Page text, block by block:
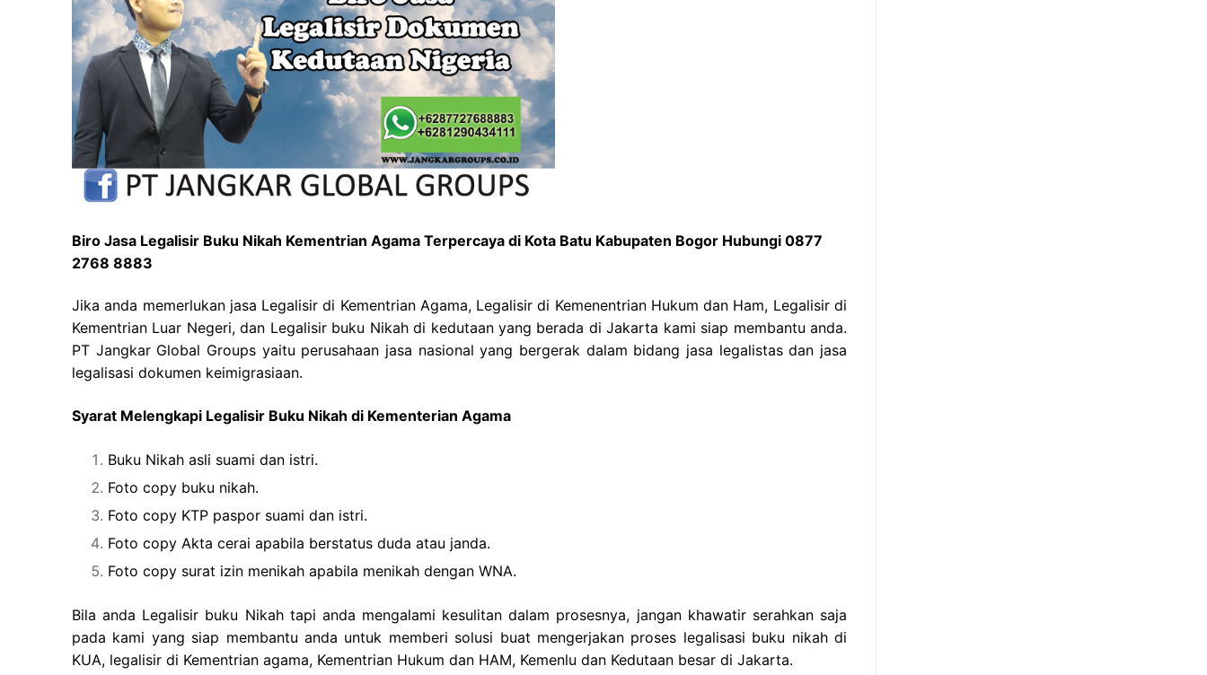
Biro Jasa Legalisir Buku Nikah Kementrian Agama Terpercaya di Kota Batu Kabupaten Bogor Hubungi 0877
2768 8883
Jika anda memerlukan jasa Legalisir di Kementrian Agama, Legalisir di Kemenentrian Hukum dan Ham, Legalisir di
Kementrian Luar Negeri, dan Legalisir buku Nikah di kedutaan yang berada di Jakarta kami siap membantu anda.
PT Jangkar Global Groups yaitu perusahaan jasa nasional yang bergerak dalam bidang jasa legalistas dan jasa
legalisasi dokumen keimigrasiaan.
Syarat Melengkapi Legalisir Buku Nikah di Kementerian Agama
Buku Nikah asli suami dan istri.
Foto copy buku nikah.
Foto copy KTP paspor suami dan istri.
Foto copy Akta cerai apabila berstatus duda atau janda.
Foto copy surat izin menikah apabila menikah dengan WNA.
Bila anda Legalisir buku Nikah tapi anda mengalami kesulitan dalam prosesnya, jangan khawatir serahkan saja
pada kami yang siap membantu anda untuk memberi solusi buat mengerjakan proses legalisasi buku nikah di
KUA, legalisir di Kementrian agama, Kementrian Hukum dan HAM, Kemenlu dan Kedutaan besar di Jakarta.